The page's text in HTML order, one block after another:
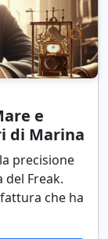
e
di Marina
precisione
Freak.
che ha